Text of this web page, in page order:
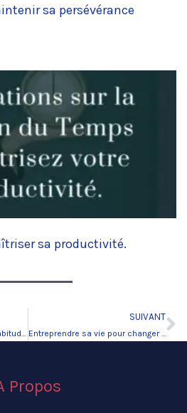
sa persévérance
sa productivité.
Apprendre à changer ses habitudes pour réussir.
SUIVANT
Entreprendre sa vie pour changer sa vie.
Propos